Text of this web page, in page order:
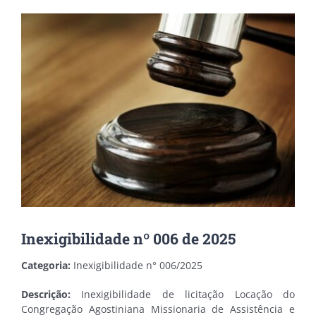
Larger
Image
Inexigibilidade nº 006 de 2025
Categoria: Inexigibilidade n° 006/2025
Descrição: Inexigibilidade de licitação Locação do
Congregação Agostiniana Missionaria de Assistência e